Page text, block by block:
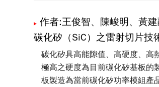
作者:王俊智、陳峻明、黃
碳化矽（SiC）之雷射切片技
碳化矽具高能隙值、高硬度、高
極高之硬度為目前碳化矽基板
板製造為當前碳化矽功率模組產